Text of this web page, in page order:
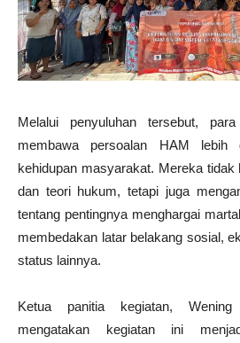
Melalui penyuluhan tersebut,
membawa persoalan HAM lebih
kehidupan masyarakat. Mereka
dan teori hukum, tetapi juga
tentang pentingnya menghargai
membedakan latar belakang sosial,
status lainnya.
Ketua panitia kegiatan,
mengatakan kegiatan ini